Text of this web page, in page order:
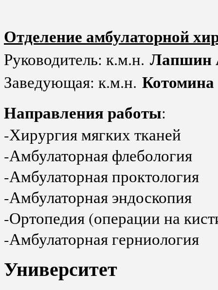
Отделение амбулаторной
Руководитель: к.м.н. Лапшин
Заведующая: к.м.н.
Направления работы:
-Хирургия мягких тканей
-Амбулаторная флебология
-Амбулаторная проктология
-Амбулаторная эндоскопия
-Ортопедия (операции на
-Амбулаторная герниология
Университет